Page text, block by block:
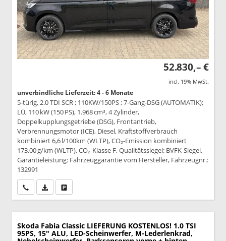
52.830,– €
incl. 19% MwSt.
unverbindliche Lieferzeit: 4 - 6 Monate
5-türig, 2.0 TDI SCR ; 110KW/150PS ; 7-Gang-DSG (AUTOMATIK);
LÜ, 110 kW (150 PS), 1.968 cm³, 4 Zylinder,
Doppelkupplungsgetriebe (DSG), Frontantrieb,
Verbrennungsmotor (ICE), Diesel, Kraftstoffverbrauch
kombiniert 6,6 l/100km (WLTP), CO₂-Emission kombiniert
173.00 g/km (WLTP), CO₂-Klasse F, Qualitätssiegel: BVFK-Siegel,
Garantieleistung: Fahrzeuggarantie vom Hersteller, Fahrzeugnr.:
132991
Wir rufen Sie anPDF-Datei, Fahrzeugexposé drucken
Skoda Fabia Classic LIEFERUNG KOSTENLOS! 1.0 TSI
95PS, 15" ALU, LED-Scheinwerfer, M-Lederlenkrad,